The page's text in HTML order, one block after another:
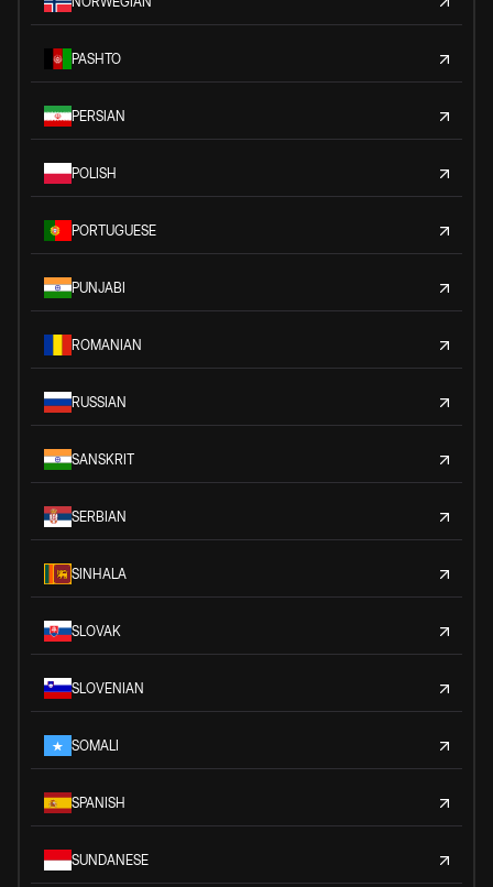
PASHTO
PERSIAN
POLISH
PORTUGUESE
PUNJABI
ROMANIAN
RUSSIAN
SANSKRIT
SERBIAN
SINHALA
SLOVAK
SLOVENIAN
SOMALI
SPANISH
SUNDANESE